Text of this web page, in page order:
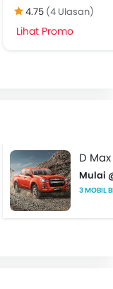
4.75 (4 Ulasan)
Lihat Promo
D Max
Mulai
3 MOBIL